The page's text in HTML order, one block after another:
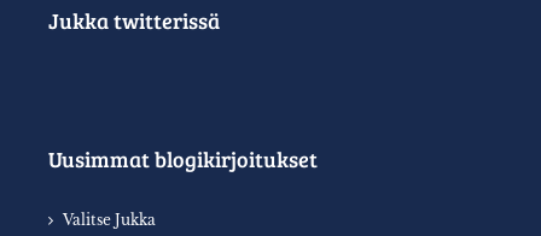
Jukka twitterissä
Uusimmat blogikirjoitukset
Valitse Jukka